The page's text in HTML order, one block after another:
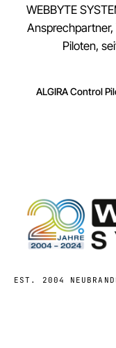
WEBBYTE
Piloten,
ALGIRA Control
EST. 2004